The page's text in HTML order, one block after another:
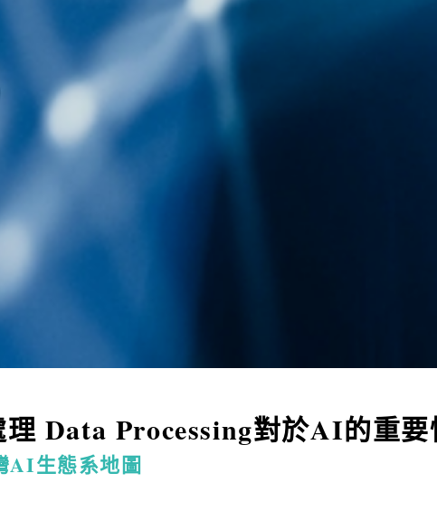
Data Processing對於AI的重要
AI生態系地圖